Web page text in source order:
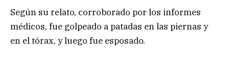
Según su relato, corroborado por los informes
médicos, fue golpeado a patadas en las piernas y
en el tórax, y luego fue esposado.